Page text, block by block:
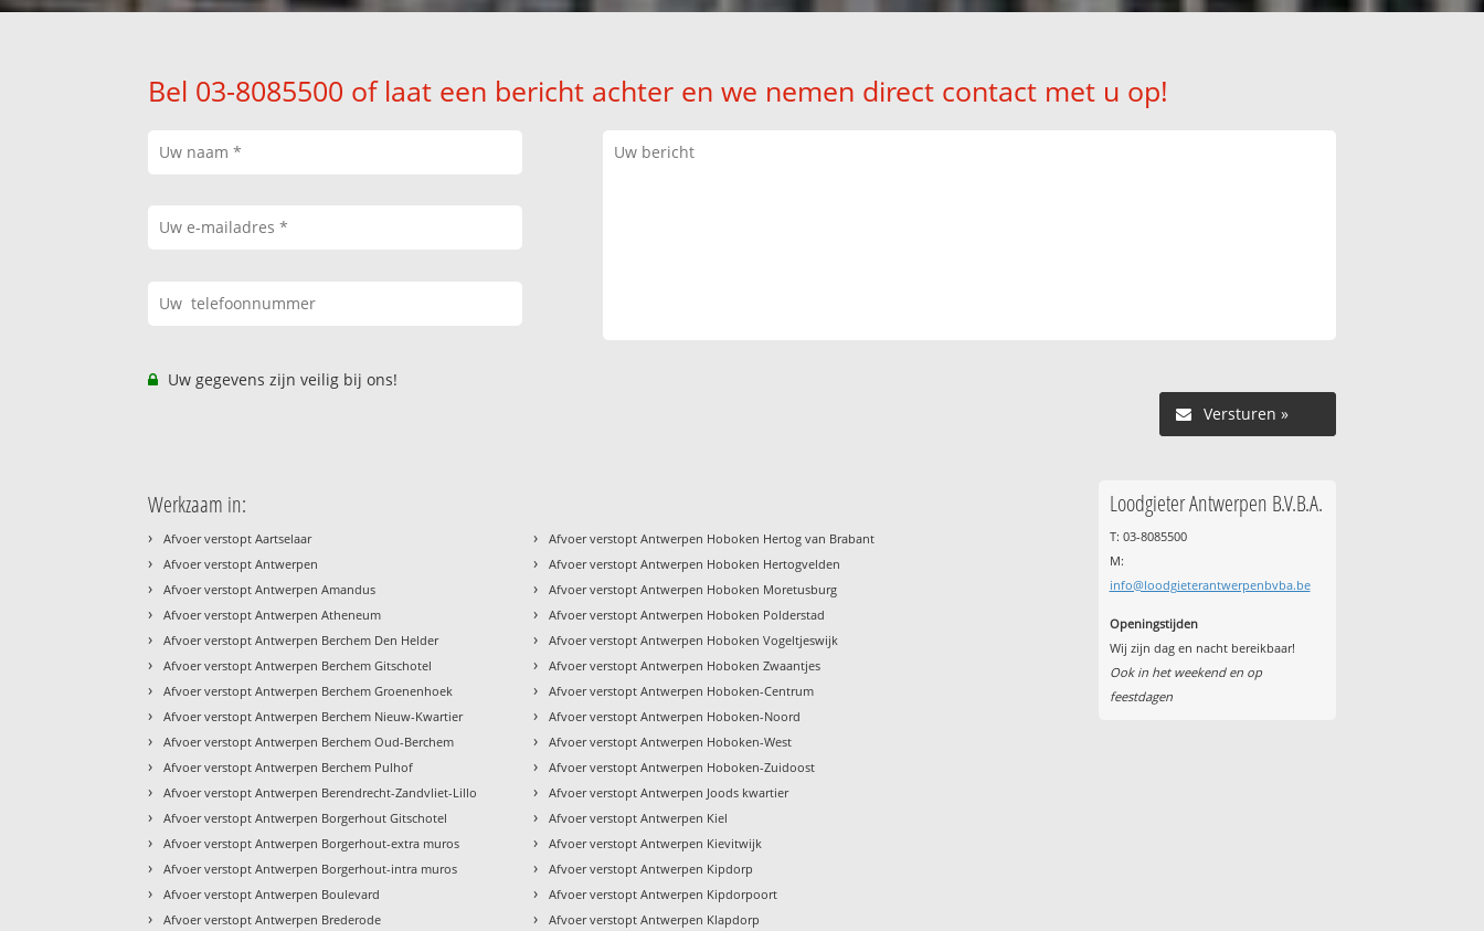
Bel 03-8085500 of laat een bericht achter en we nemen direct contact met u op!
Uw gegevens zijn veilig bij ons!
Versturen »
Werkzaam in:
› Afvoer verstopt Aartselaar
› Afvoer verstopt Antwerpen
› Afvoer verstopt Antwerpen Amandus
› Afvoer verstopt Antwerpen Atheneum
› Afvoer verstopt Antwerpen Berchem Den Helder
› Afvoer verstopt Antwerpen Berchem Gitschotel
› Afvoer verstopt Antwerpen Berchem Groenenhoek
› Afvoer verstopt Antwerpen Berchem Nieuw-Kwartier
› Afvoer verstopt Antwerpen Berchem Oud-Berchem
› Afvoer verstopt Antwerpen Berchem Pulhof
› Afvoer verstopt Antwerpen Berendrecht-Zandvliet-Lillo
› Afvoer verstopt Antwerpen Borgerhout Gitschotel
› Afvoer verstopt Antwerpen Borgerhout-extra muros
› Afvoer verstopt Antwerpen Borgerhout-intra muros
› Afvoer verstopt Antwerpen Boulevard
› Afvoer verstopt Antwerpen Brederode
› Afvoer verstopt Antwerpen Hoboken Hertog van Brabant
› Afvoer verstopt Antwerpen Hoboken Hertogvelden
› Afvoer verstopt Antwerpen Hoboken Moretusburg
› Afvoer verstopt Antwerpen Hoboken Polderstad
› Afvoer verstopt Antwerpen Hoboken Vogeltjeswijk
› Afvoer verstopt Antwerpen Hoboken Zwaantjes
› Afvoer verstopt Antwerpen Hoboken-Centrum
› Afvoer verstopt Antwerpen Hoboken-Noord
› Afvoer verstopt Antwerpen Hoboken-West
› Afvoer verstopt Antwerpen Hoboken-Zuidoost
› Afvoer verstopt Antwerpen Joods kwartier
› Afvoer verstopt Antwerpen Kiel
› Afvoer verstopt Antwerpen Kievitwijk
› Afvoer verstopt Antwerpen Kipdorp
› Afvoer verstopt Antwerpen Kipdorpoort
› Afvoer verstopt Antwerpen Klapdorp
Loodgieter Antwerpen B.V.B.A.
T: 03-8085500
M:
info@loodgieterantwerpenbvba.be
Openingstijden
Wij zijn dag en nacht bereikbaar!
Ook in het weekend en op
feestdagen